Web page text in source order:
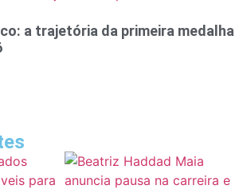
a trajetória da primeira medalha